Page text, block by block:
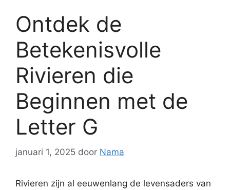
Ontdek de
Betekenisvolle
Rivieren die
Beginnen met de
Letter G
januari 1, 2025 door Nama
Rivieren zijn al eeuwenlang de levensaders van